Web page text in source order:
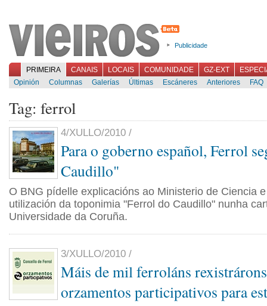
Publicidade
PRIMEIRA CANAIS LOCAIS COMUNIDADE GZ-EXT
Opinión
Columnas Galerías Últimas Escáneres Anteriores FAQ
Tag: ferrol
4/XULLO/2010 /
Para o goberno español, Ferrol
Caudillo"
O BNG pídelle explicacións ao Ministerio de Ciencia
utilización da toponimia "Ferrol do Caudillo" nunha
Universidade da Coruña.
3/XULLO/2010 /
Máis de mil ferroláns
orzamentos participativos para